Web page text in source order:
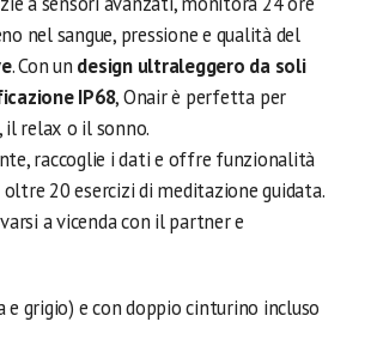
nel sangue, pressione e qualità del
. Con un design ultraleggero da soli
IP68, Onair è perfetta per
il relax o il sonno.
raccoglie i dati e offre funzionalità
20 esercizi di meditazione guidata.
a vicenda con il partner e
grigio) e con doppio cinturino incluso